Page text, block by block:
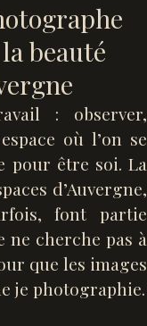
beauté
: observer,
où l’on se
pour être soi. La
d’Auvergne,
font partie
ne cherche pas à
que les images
je photographie.